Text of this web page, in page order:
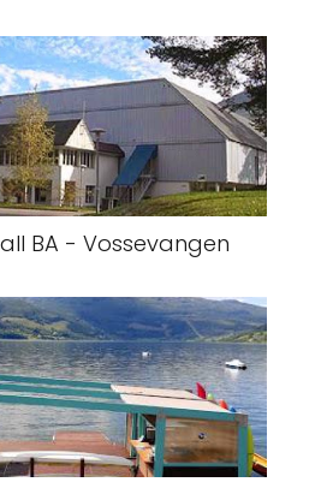
BA - Vossevangen